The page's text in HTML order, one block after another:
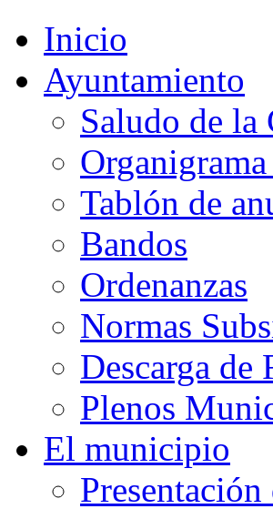
Inicio
Ayuntamiento
Saludo de la
Tablón de
Bandos
Ordenanzas
Normas
Descarga de
Plenos
El municipio